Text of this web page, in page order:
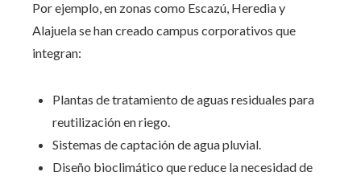
Por ejemplo, en zonas como Escazú, Heredia y
Alajuela se han creado campus corporativos que
integran:
Plantas de tratamiento de aguas residuales para
reutilización en riego.
Sistemas de captación de agua pluvial.
Diseño bioclimático que reduce la necesidad de